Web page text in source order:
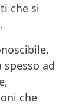
che si
ad
che